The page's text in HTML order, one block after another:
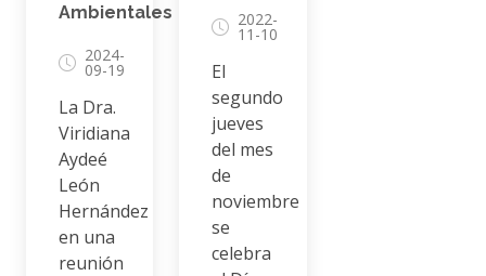
Ambientales
2024-
09-19
La Dra.
Viridiana
Aydeé
León
Hernández
en una
reunión
2022-
11-10
El
segundo
jueves
del mes
de
noviembre
se
celebra